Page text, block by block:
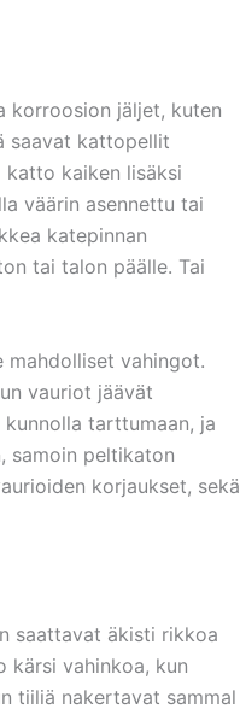
korroosion jäljet, kuten
saavat kattopellit
katto kaiken lisäksi
väärin asennettu tai
katepinnan
tai talon päälle. Tai
mahdolliset vahingot.
vauriot jäävät
tarttumaan, ja
samoin peltikaton
korjaukset, sekä
saattavat äkisti rikkoa
kärsi vahinkoa, kun
tiiliä nakertavat sammal